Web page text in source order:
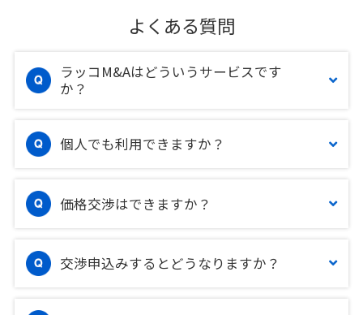
よくある質問
ラッコM&Aはどういうサービスです
か？
個人でも利用できますか？
価格交渉はできますか？
交渉申込みするとどうなりますか？